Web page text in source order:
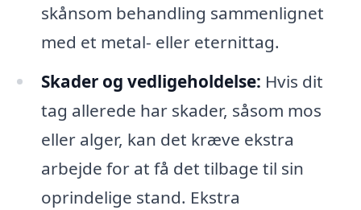
skånsom behandling sammenlignet
med et metal- eller eternittag.
Skader og vedligeholdelse: Hvis dit
tag allerede har skader, såsom mos
eller alger, kan det kræve ekstra
arbejde for at få det tilbage til sin
oprindelige stand. Ekstra